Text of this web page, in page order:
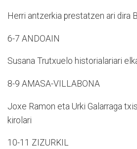
Herri antzerkia prestatzen ari dira
6-7 ANDOAIN
Susana Trutxuelo historialariari
8-9 AMASA-VILLABONA
Joxe Ramon eta Urki Galarraga
kirolari
10-11 ZIZURKIL